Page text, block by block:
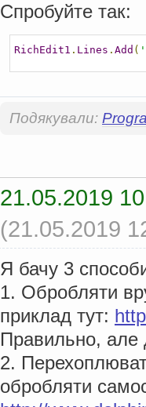
Спробуйте так:
RichEdit1 . Lines . Add (
Подякували:
21.05.2019
(21.05.2019
Я бачу 3
1. Обробляти
приклад тут:
Правильно, але
2.
обробляти